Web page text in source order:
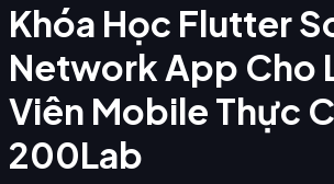
Khóa Học Flutter
Network App Cho
Viên Mobile Thực
200Lab